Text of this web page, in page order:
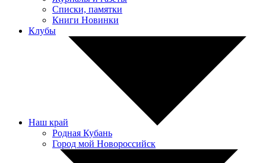
Списки, памятки
Книги Новинки
Клубы
Наш край
Родная Кубань
Город мой Новороссийск